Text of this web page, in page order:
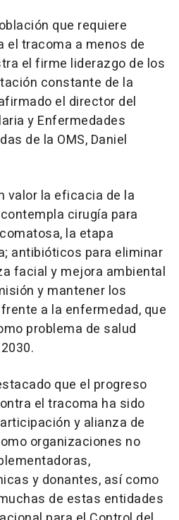
que requiere
el tracoma a menos de
el firme liderazgo de los
constante de la
el director del
y Enfermedades
de la OMS, Daniel
valor la eficacia de la
cirugía para
la etapa
antibióticos para eliminar
facial y mejora ambiental
y mantener los
a la enfermedad, que
problema de salud
que el progreso
el tracoma ha sido
y alianza de
organizaciones no
y donantes, así como
de estas entidades